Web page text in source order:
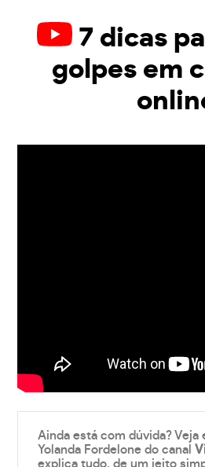
7 dicas
golpes em
Ainda está com dúvida? Veja
Yolanda Fordelone do canal
explica tudo, de um jeito